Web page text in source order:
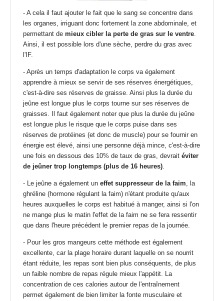
- A cela il faut ajouter le fait que le sang se concentre dans
les organes, irriguant donc fortement la zone abdominale, et
permettant de mieux cibler la perte de gras sur le ventre.
Ainsi, il est possible lors d'une sèche, perdre du gras avec
l'IF.
- Après un temps d'adaptation le corps va également
apprendre à mieux se servir de ses réserves énergétiques,
c'est-à-dire ses réserves de graisse. Ainsi plus la durée du
jeûne est longue plus le corps tourne sur ses réserves de
graisses. Il faut également noter que plus la durée du jeûne
est longue plus le risque que le corps puise dans ses
réserves de protéines (et donc de muscle) pour se fournir en
énergie est élevé, ainsi une personne déjà mince, c'est-à-dire
une fois en dessous des 10% de taux de gras, devrait éviter
de jeûner trop longtemps (plus de 16 heures).
- Le jeûne a également un effet suppresseur de la faim, la
ghréline (hormone régulant la faim) n'étant produite qu'aux
heures auxquelles le corps est habitué à manger, ainsi si l'on
ne mange plus le matin l'effet de la faim ne se fera ressentir
que dans l'heure précédent le premier repas de la journée.
- Pour les gros mangeurs cette méthode est également
excellente, car la plage horaire durant laquelle on se nourrit
étant réduite, les repas sont bien plus conséquents, de plus
un faible nombre de repas régule mieux l'appétit. La
concentration de ces calories autour de l'entraînement
permet également de bien limiter la fonte musculaire et